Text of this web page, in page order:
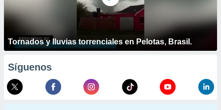
Tornados y lluvias torrenciales en Pelotas, Brasil.
Síguenos